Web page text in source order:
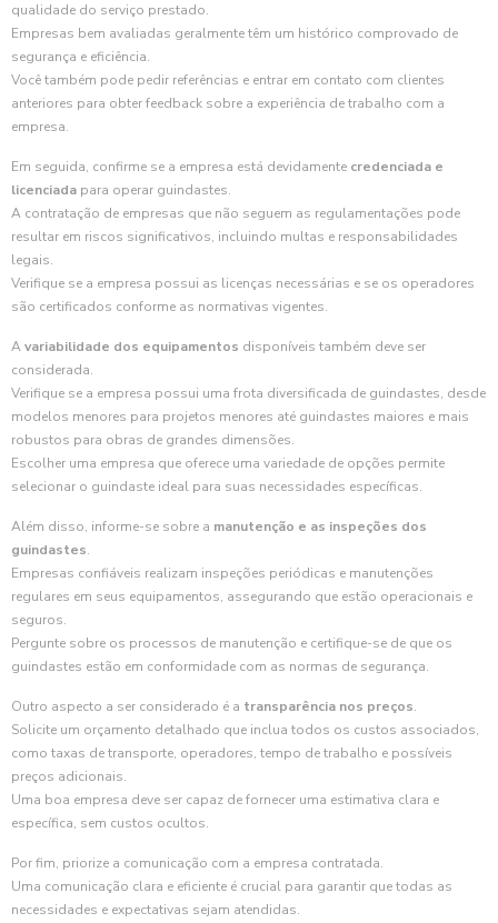
qualidade do serviço prestado.
Empresas bem avaliadas geralmente têm um histórico comprovado de
segurança e eficiência.
Você também pode pedir referências e entrar em contato com clientes
anteriores para obter feedback sobre a experiência de trabalho com a
empresa.
Em seguida, confirme se a empresa está devidamente credenciada e
licenciada para operar guindastes.
A contratação de empresas que não seguem as regulamentações pode
resultar em riscos significativos, incluindo multas e responsabilidades
legais.
Verifique se a empresa possui as licenças necessárias e se os operadores
são certificados conforme as normativas vigentes.
Avariabilidade dos equipamentos disponíveis também deve ser
considerada.
Verifique se a empresa possui uma frota diversificada de guindastes, desde
modelos menores para projetos menores até guindastes maiores e mais
robustos para obras de grandes dimensões.
Escolher uma empresa que oferece uma variedade de opções permite
selecionar o guindaste ideal para suas necessidades específicas.
Além disso, informe-se sobre a manutenção e as inspeções dos
guindastes.
Empresas confiáveis realizam inspeções periódicas e manutenções
regulares em seus equipamentos, assegurando que estão operacionais e
seguros.
Pergunte sobre os processos de manutenção e certifique-se de que os
guindastes estão em conformidade com as normas de segurança.
Outro aspecto a ser considerado é a transparência nos preços.
Solicite um orçamento detalhado que inclua todos os custos associados,
como taxas de transporte, operadores, tempo de trabalho e possíveis
preços adicionais.
Uma boa empresa deve ser capaz de fornecer uma estimativa clara e
específica, sem custos ocultos.
Por fim, priorize a comunicação com a empresa contratada.
Uma comunicação clara e eficiente é crucial para garantir que todas as
necessidades e expectativas sejam atendidas.